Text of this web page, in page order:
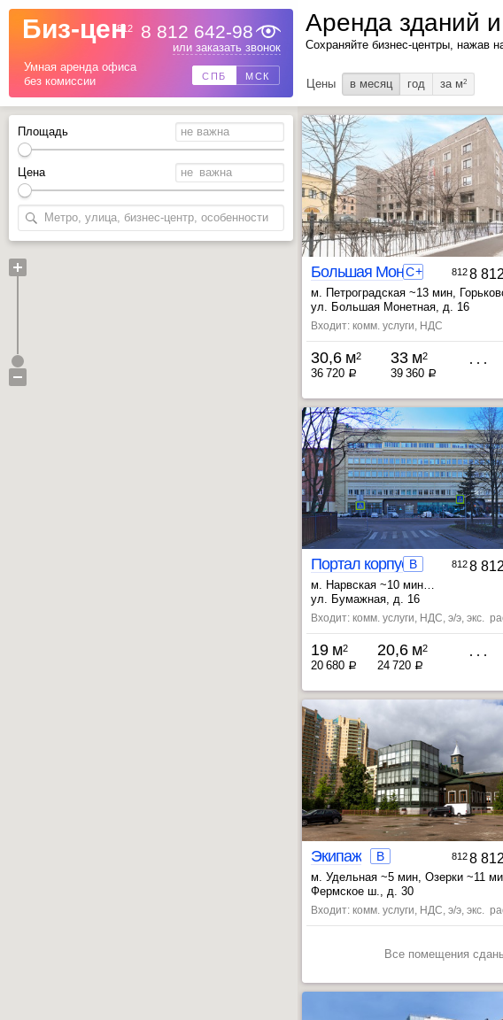
Биз-цен
Умная аренда офиса
без комиссии
812 8 812 642-98
или заказать звонок
СПБ МСК
Площадь
Цена
Назад
Аренда зданий
Сохраняйте бизнес-центры, нажав
Цены в месяц год за м2
Большая Монетная 16
C+ 8128
м. Петроградская ~13 мин,
, Выборгская ~25 мин
ул. Большая Монетная, д. 16
Входит: комм. услуги, НДС
30,6 м2
36 720 a
33 м2
39 360 a
Портал корпус А
B 8128
м. Нарвская ~10 мин
, Кировский завод ~20 мин
, Фрунзенская ~21 мин
ул. Бумажная, д. 16
Входит: комм. услуги, НДС, э/э, экс.
19 м2
20 680 a
20,6 м2
24 720 a
Экипаж B 8128
м. Удельная ~5 мин, Озерки ~11
, Пионерская ~14 мин
Фермское ш., д. 30
Входит: комм. услуги, НДС, э/э, экс.
Все помещения